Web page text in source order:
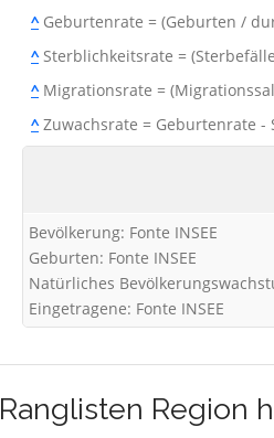
^Geburtenrate = (Geburten /
^Sterblichkeitsrate =
^Migrationsrate =
^Zuwachsrate = Geburtenrate
Bevölkerung: Fonte INSEE
Geburten: Fonte INSEE
Natürliches
Eingetragene: Fonte INSEE
Ranglisten Region